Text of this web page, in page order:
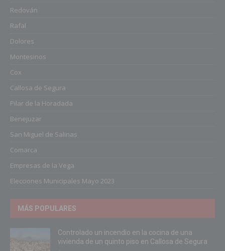
Redován
Rafal
Dolores
Montesinos
Cox
Callosa de Segura
Pilar de la Horadada
Benejuzar
San Miguel de Salinas
Comarca
Empresas de la Vega
Elecciones Municipales Mayo 2023
MÁS POPULARES
Controlado un incendio en la cocina de una
vivienda de un quinto piso en Callosa de Segura